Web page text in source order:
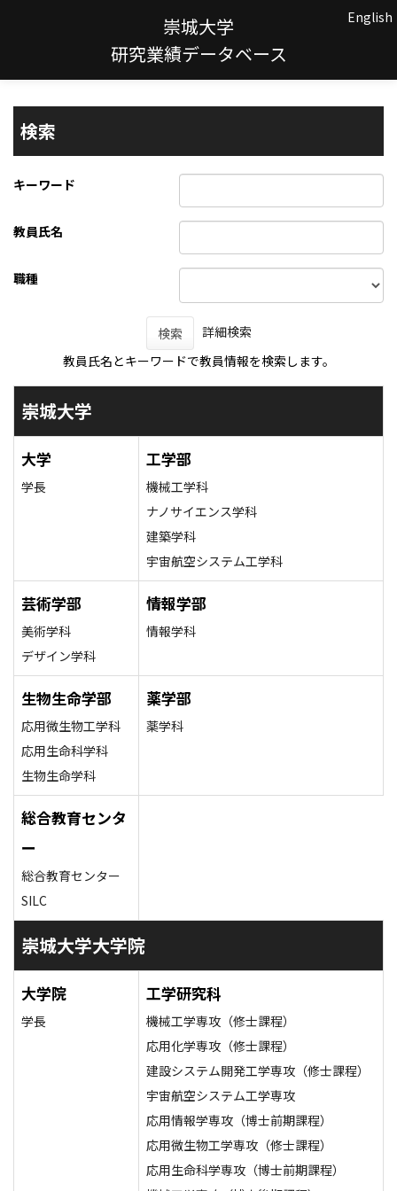
崇城大学
研究業績データベース
English
検索
キーワード
教員氏名
職種
検索
詳細検索
教員氏名とキーワードで教員情報を検索します。
崇城大学
大学
学長
工学部
機械工学科
ナノサイエンス学科
建築学科
宇宙航空システム工学科
芸術学部
美術学科
デザイン学科
情報学部
情報学科
生物生命学部
応用微生物工学科
応用生命科学科
生物生命学科
薬学部
薬学科
総合教育センタ
ー
総合教育センター
SILC
崇城大学大学院
大学院
学長
工学研究科
機械工学専攻（修士課程）
応用化学専攻（修士課程）
建設システム開発工学専攻（修士課程）
宇宙航空システム工学専攻
応用情報学専攻（博士前期課程）
応用微生物工学専攻（修士課程）
応用生命科学専攻（博士前期課程）